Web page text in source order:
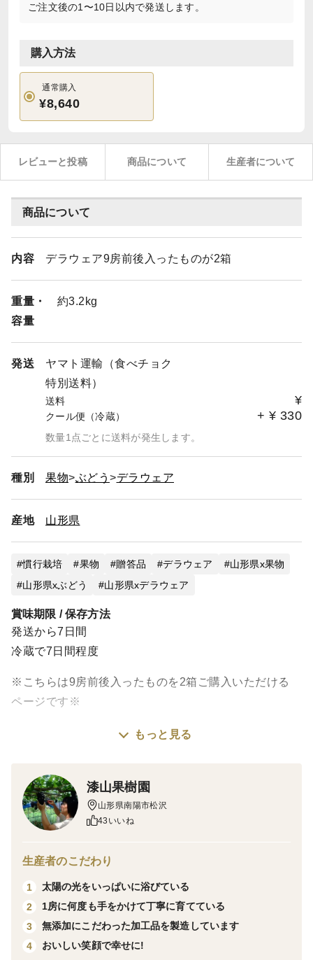
ご注文後の1〜10日以内で発送します。
購入方法
通常購入
¥8,640
レビューと投稿 商品について 生産者について
商品について
内容 デラウェア9房前後入ったものが2箱
重量・
容量
約3.2kg
発送
ヤマト運輸（食べチョク
特別送料）
送料 ¥
クール便（冷蔵） + ¥ 330
数量1点ごとに送料が発生します。
種別 果物 ぶどう デラウェア
産地 山形県
慣行栽培 果物 贈答品 デラウェア
山形県x果物
山形県xぶどう
山形県xデラウェア
賞味期限 / 保存方法
発送から7日間
冷蔵で7日間程度
※こちらは9房前後入ったものを2箱ご購入いただける
ページです※
お待たせいたしました☺
デラウェア】の予約開始いたします！
発送開始は7月中旬頃～（生育状況により変動いたしま
すのでご了承くださいませ）の予定です。
もっと見る
漆山果樹園
山形県南陽市松沢
43いいね
生産者のこだわり
1
太陽の光をいっぱいに浴びている
2
1房に何度も手をかけて丁寧に育てている
3
無添加にこだわった加工品を製造しています
4
おいしい笑顔で幸せに!